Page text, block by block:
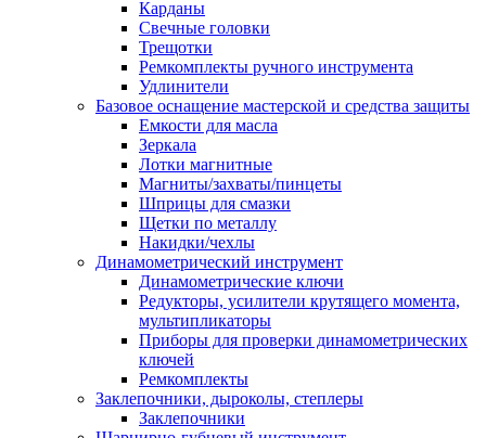
Карданы
Свечные головки
Трещотки
Ремкомплекты ручного инструмента
Удлинители
Базовое оснащение мастерской и средства защиты
Емкости для масла
Зеркала
Лотки магнитные
Магниты/захваты/пинцеты
Шприцы для смазки
Щетки по металлу
Накидки/чехлы
Динамометрический инструмент
Динамометрические ключи
Редукторы, усилители крутящего момента,
мультипликаторы
Приборы для проверки динамометрических
ключей
Ремкомплекты
Заклепочники, дыроколы, степлеры
Заклепочники